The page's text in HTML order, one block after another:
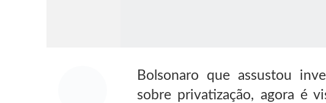
Bolsonaro que assustou
sobre privatização, agora é